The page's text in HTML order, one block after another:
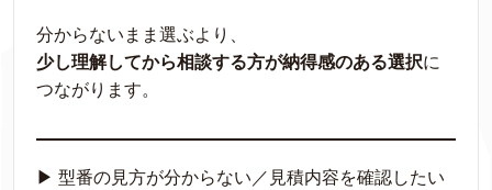
分からないまま選ぶより、
少し理解してから相談する方が納得感のある選択に
つながります。
▶ 型番の見方が分からない／見積内容を確認したい